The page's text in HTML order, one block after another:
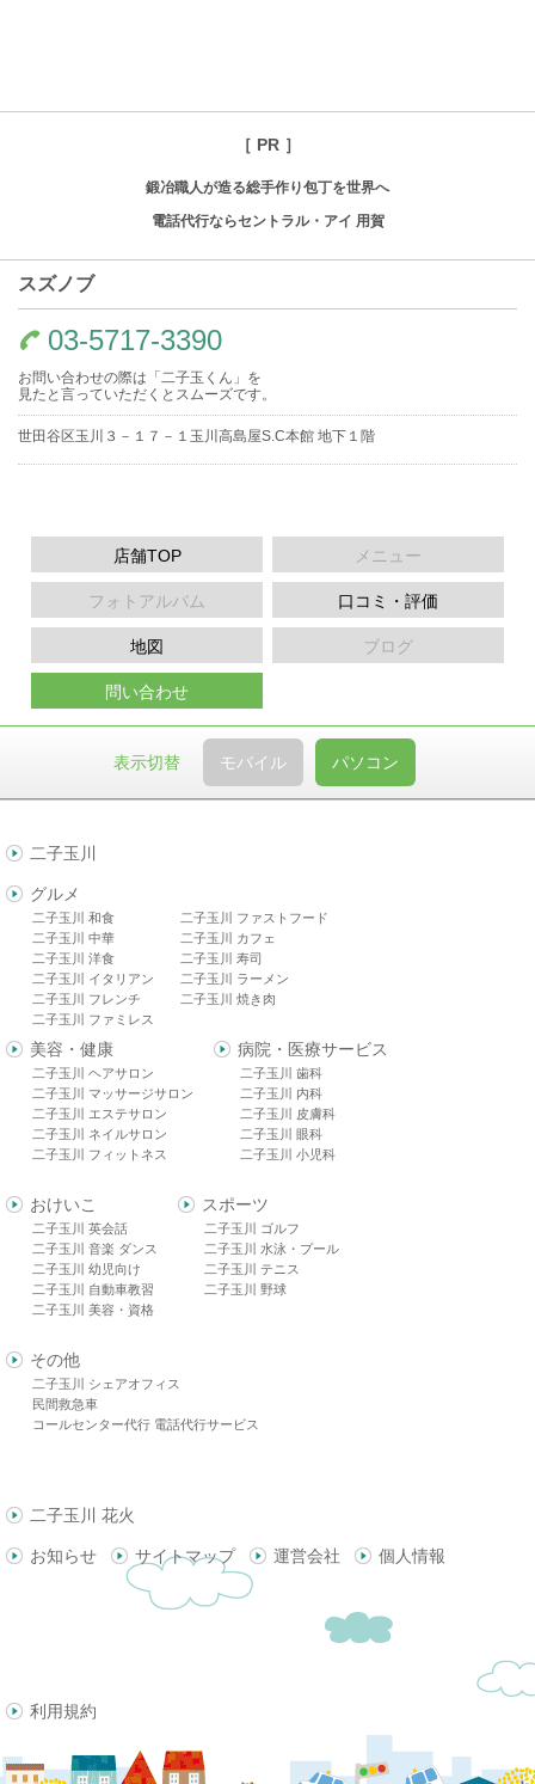
［ PR ］
鍛冶職人が造る総手作り包丁を世界へ
電話代行ならセントラル・アイ 用賀
スズノブ
03-5717-3390
お問い合わせの際は「二子玉くん」を
見たと言っていただくとスムーズです。
世田谷区玉川３－１７－１玉川高島屋S.C本館 地下１階
店舗TOP メニュー
フォトアルバム 口コミ・評価
地図 ブログ
問い合わせ
表示切替 モバイル パソコン
二子玉川
グルメ
二子玉川 和食
二子玉川 中華
二子玉川 洋食
二子玉川 イタリアン
二子玉川 フレンチ
二子玉川 ファミレス
二子玉川 ファストフード
二子玉川 カフェ
二子玉川 寿司
二子玉川 ラーメン
二子玉川 焼き肉
美容・健康
二子玉川 ヘアサロン
二子玉川 マッサージサロン
二子玉川 エステサロン
二子玉川 ネイルサロン
二子玉川 フィットネス
病院・医療サービス
二子玉川 歯科
二子玉川 内科
二子玉川 皮膚科
二子玉川 眼科
二子玉川 小児科
おけいこ
二子玉川 英会話
二子玉川 音楽 ダンス
二子玉川 幼児向け
二子玉川 自動車教習
二子玉川 美容・資格
スポーツ
二子玉川 ゴルフ
二子玉川 水泳・プール
二子玉川 テニス
二子玉川 野球
その他
二子玉川 シェアオフィス
民間救急車
コールセンター代行 電話代行サービス
二子玉川 花火
お知らせ サイトマップ 運営会社 個人情報
利用規約